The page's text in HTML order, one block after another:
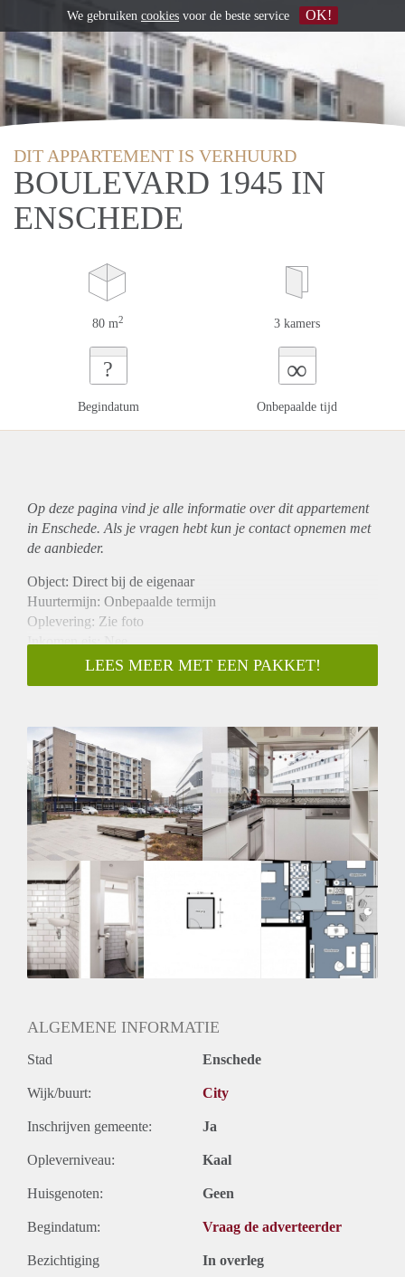
DIT APPARTEMENT IS VERHUURD
BOULEVARD 1945 IN
ENSCHEDE
80 m2 3 kamers
?
Begindatum
∞
Onbepaalde tijd
Op deze pagina vind je alle informatie over ditappartement
in Enschede. Als je vragen hebt kun je contact opnemen met
de aanbieder.
Object: Direct bij de eigenaar
Huurtermijn: Onbepaalde termijn
Oplevering: Zie foto
Inkomen eis: Nee
Garantiestelling mogelijk: Nee
Borg: 1 Maand
Huisdieren toegestaan: Afhankelijk van de Eigenaar
Huurtoeslag grens: Ja
Geschikt voor studenten: Afhankelijk van de Eigenaar
LEES MEER MET EEN PAKKET!
ALGEMENE INFORMATIE
Stad Enschede
Wijk/buurt: City
Inschrijven gemeente: Ja
Opleverniveau: Kaal
Huisgenoten: Geen
Begindatum: Vraag de adverteerder
Bezichtiging In overleg
We gebruiken cookies voor de beste service OK!